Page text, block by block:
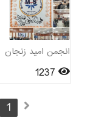
انجمن امید زنجان
1